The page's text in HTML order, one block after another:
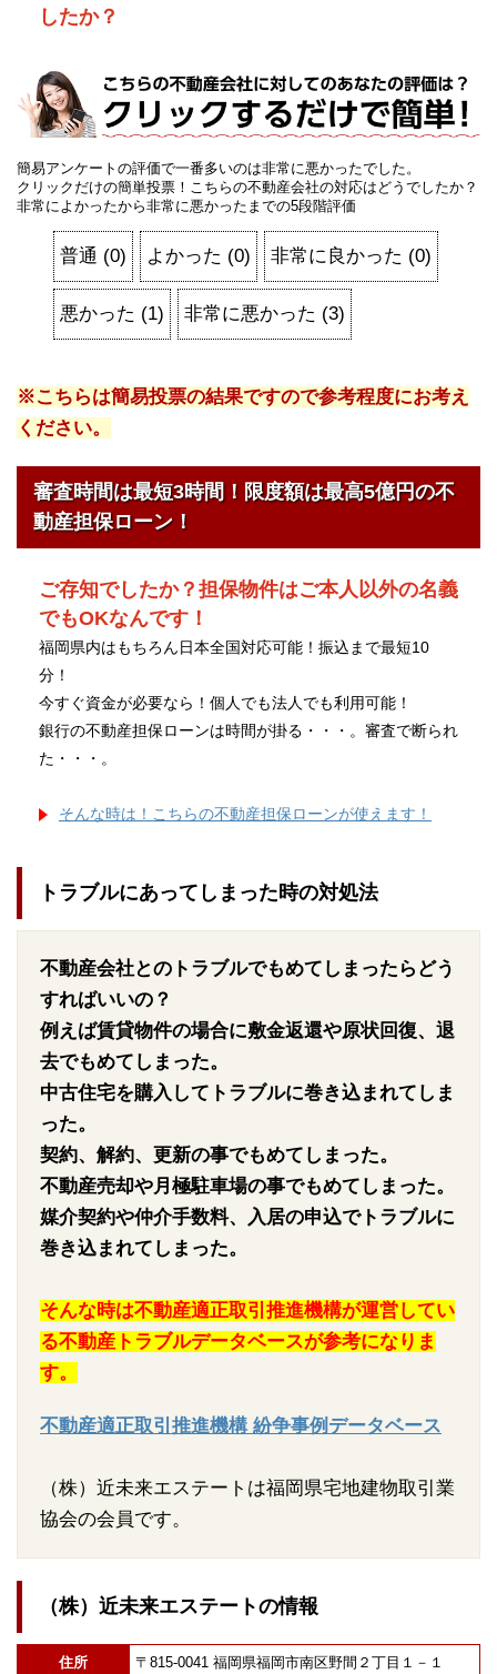
したか？
簡易アンケートの評価で一番多いのは非常に悪かったでした。
クリックだけの簡単投票！こちらの不動産会社の対応はどうでしたか？
非常によかったから非常に悪かったまでの5段階評価
普通 (0) よかった (0) 非常に良かった (0)
悪かった (1) 非常に悪かった (3)
※こちらは簡易投票の結果ですので参考程度にお考え
ください。
審査時間は最短3時間！限度額は最高5億円の不
動産担保ローン！
ご存知でしたか？担保物件はご本人以外の名義
でもOKなんです！
福岡県内はもちろん日本全国対応可能！振込まで最短10
分！
今すぐ資金が必要なら！個人でも法人でも利用可能！
銀行の不動産担保ローンは時間が掛る・・・。審査で断られ
た・・・。
そんな時は！こちらの不動産担保ローンが使えます！
トラブルにあってしまった時の対処法
不動産会社とのトラブルでもめてしまったらどう
すればいいの？
例えば賃貸物件の場合に敷金返還や原状回復、退
去でもめてしまった。
中古住宅を購入してトラブルに巻き込まれてしま
った。
契約、解約、更新の事でもめてしまった。
不動産売却や月極駐車場の事でもめてしまった。
媒介契約や仲介手数料、入居の申込でトラブルに
巻き込まれてしまった。
そんな時は不動産適正取引推進機構が運営してい
る不動産トラブルデータベースが参考になりま
す。
不動産適正取引推進機構 紛争事例データベース
（株）近未来エステートは福岡県宅地建物取引業
協会の会員です。
（株）近未来エステートの情報
住所 〒815-0041 福岡県福岡市南区野間２丁目１－１